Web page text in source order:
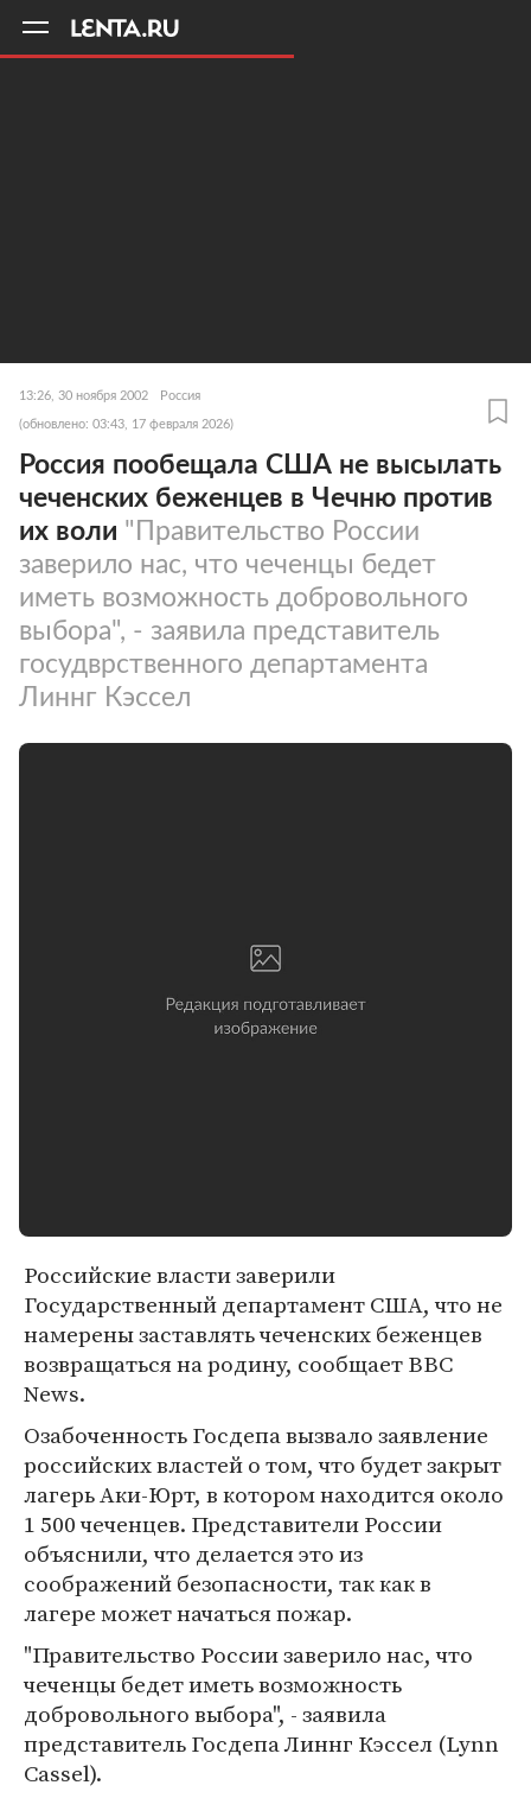
13:26, 30 ноября 2002 Россия
(обновлено: 03:43, 17 февраля 2026)
Россия пообещала США не высылать
чеченских беженцев в Чечню против
их воли "Правительство России
заверило нас, что чеченцы бедет
иметь возможность добровольного
выбора", - заявила представитель
госудврственного департамента
Линнг Кэссел
Российские власти заверили
Государственный департамент США, что не
намерены заставлять чеченских беженцев
возвращаться на родину, сообщает BBC
News.
Озабоченность Госдепа вызвало заявление
российских властей о том, что будет закрыт
лагерь Аки-Юрт, в котором находится около
1 500 чеченцев. Представители России
объяснили, что делается это из
соображений безопасности, так как в
лагере может начаться пожар.
"Правительство России заверило нас, что
чеченцы бедет иметь возможность
добровольного выбора", - заявила
представитель Госдепа Линнг Кэссел (Lynn
Cassel).